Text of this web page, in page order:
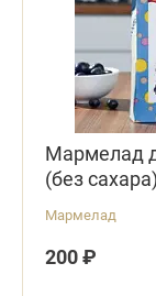
Мармелад
(без сахара)
Мармелад
200 ₽